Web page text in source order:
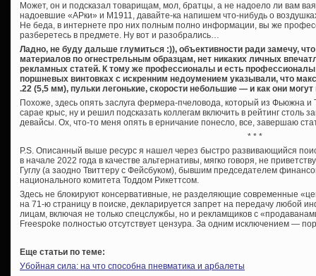
Может, он и подсказал товарищам, мол, братцы, а не надоело ли вам
надоевшие «АРки» и М1911, давайте-ка напишем что-нибудь о
Не беда, в интернете про них полным полно информации, вы же
разберетесь в предмете. Ну вот и разобрались…
Ладно, не буду дальше глумиться :)), объективности ради замечу,
материалов по огнестрельным образцам, нет никаких личных
рекламных статей. К тому же профессионалы и есть
поршневых винтовках с искренним недоумением указывали, что
.22 (5,5 мм), пульки легонькие, скорости небольшие — и как они могут
Похоже, здесь опять заслуга фермера-пчеловода, который из Фьюжна и
сарае крыс, ну и решил подсказать коллегам включить в рейтинг столь
девайсы. Ох, что-то меня опять в ерничание понесло, все, завершаю
* * *
P.S. Описанный выше ресурс я нашел через быстро развивающийся
в начале 2022 года в качестве альтернативы, мягко говоря, не
Гуглу (а заодно Твиттеру с Фейсбуком), бывшим председателем
национального комитета Тоддом Рикеттсом.
Здесь не блокируют консервативные, не разделяющие современные
на 71-ю страницу в поиске, декларируется запрет на передачу любой
лицам, включая не только спецслужбы, но и рекламщиков с
Freespoke полностью отсутствует цензура. За одним исключением —
Еще статьи по теме:
Убойная сила: на что способна пневматика и арбалеты